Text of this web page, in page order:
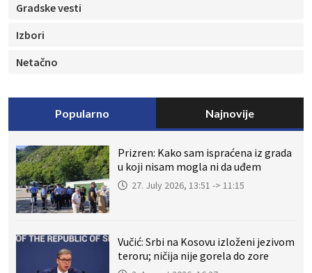
Gradske vesti
Izbori
Netačno
Popularno Najnovije
Prizren: Kako sam ispraćena iz grada
u koji nisam mogla ni da uđem
27. July 2026, 13:51 -> 11:15
Vučić: Srbi na Kosovu izloženi jezivom
teroru; ničija nije gorela do zore